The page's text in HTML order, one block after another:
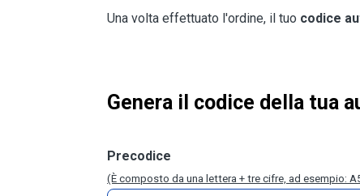
Una volta effettuato l'ordine, il tuo codice
Genera il codice della tua
Precodice
(È composto da una lettera + tre cifre, ad esempio: